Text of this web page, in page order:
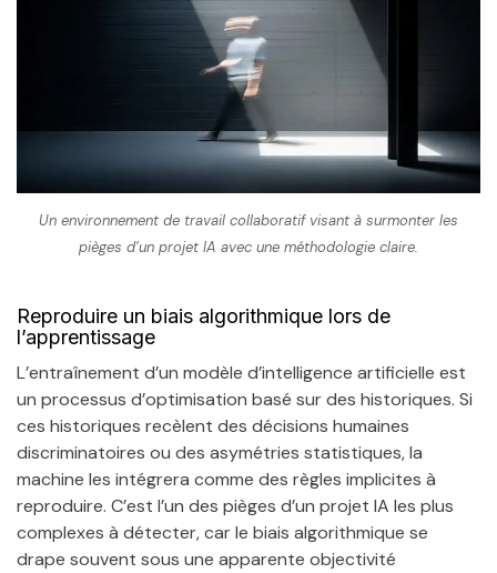
Un environnement de travail collaboratif visant à surmonter les
pièges d’un projet IA avec une méthodologie claire.
Reproduire un biais algorithmique lors de
l’apprentissage
L’entraînement d’un modèle d’intelligence artificielle est
un processus d’optimisation basé sur des historiques. Si
ces historiques recèlent des décisions humaines
discriminatoires ou des asymétries statistiques, la
machine les intégrera comme des règles implicites à
reproduire. C’est l’un des pièges d’un projet IA les plus
complexes à détecter, car le biais algorithmique se
drape souvent sous une apparente objectivité